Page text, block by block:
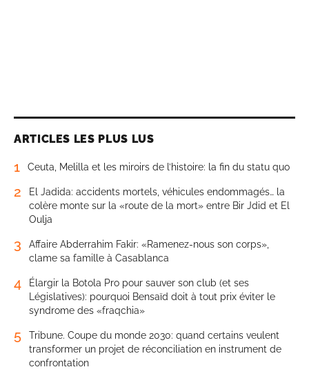
ARTICLES LES PLUS LUS
1 Ceuta, Melilla et les miroirs de l’histoire: la fin du statu quo
2
El Jadida: accidents mortels, véhicules endommagés… la
colère monte sur la «route de la mort» entre Bir Jdid et El
Oulja
3
Affaire Abderrahim Fakir: «Ramenez-nous son corps»,
clame sa famille à Casablanca
4
Élargir la Botola Pro pour sauver son club (et ses
Législatives): pourquoi Bensaïd doit à tout prix éviter le
syndrome des «fraqchia»
5
Tribune. Coupe du monde 2030: quand certains veulent
transformer un projet de réconciliation en instrument de
confrontation